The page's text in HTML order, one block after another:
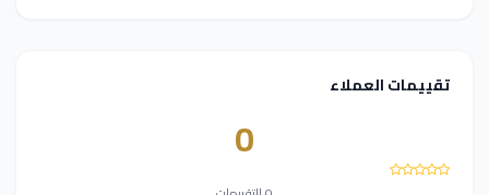
تقييمات العملاء
0